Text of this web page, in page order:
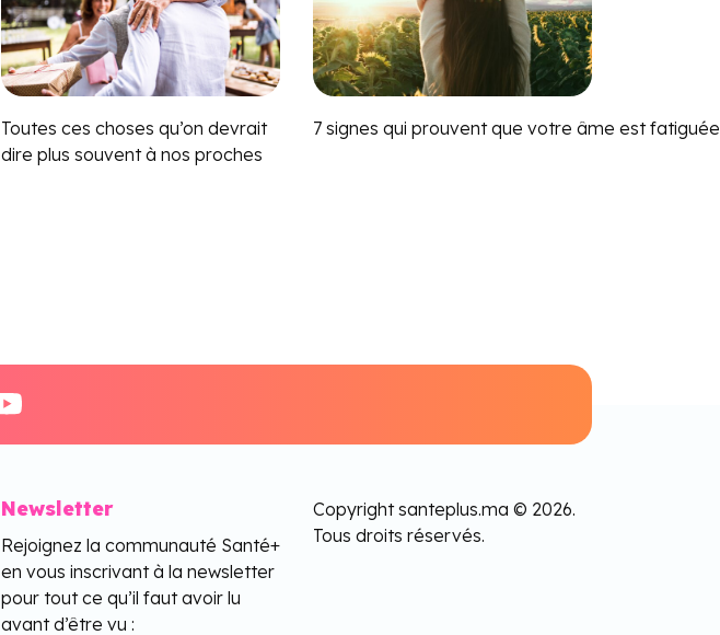
Toutes ces choses qu’on devrait
dire plus souvent à nos proches
7 signes qui prouvent que votre âme est
Newsletter
Rejoignez la communauté Santé+
en vous inscrivant à la newsletter
pour tout ce qu’il faut avoir lu
avant d’être vu :
Copyright santeplus.ma © 2026.
Tous droits réservés.